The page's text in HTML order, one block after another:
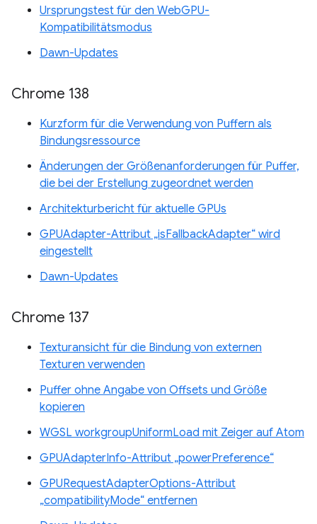
Ursprungstest für den WebGPU-
Kompatibilitätsmodus
Dawn-Updates
Chrome 138
Kurzform für die Verwendung von Puffern als
Bindungsressource
Änderungen der Größenanforderungen für Puffer,
die bei der Erstellung zugeordnet werden
Architekturbericht für aktuelle GPUs
GPUAdapter-Attribut „isFallbackAdapter“ wird
eingestellt
Dawn-Updates
Chrome 137
Texturansicht für die Bindung von externen
Texturen verwenden
Puffer ohne Angabe von Offsets und Größe
kopieren
WGSL workgroupUniformLoad mit Zeiger auf Atom
GPUAdapterInfo-Attribut „powerPreference“
GPURequestAdapterOptions-Attribut
„compatibilityMode“ entfernen